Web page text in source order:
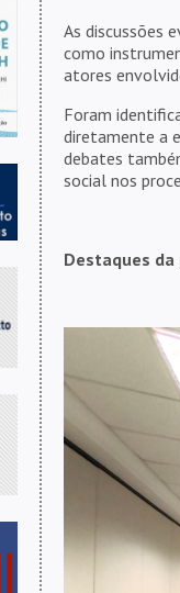
As discussões
como
atores
Foram
diretamente a
debates
social nos
Destaques